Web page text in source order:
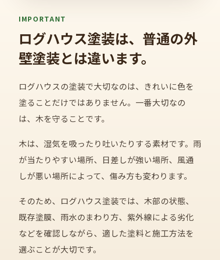
IMPORTANT
ログハウス塗装は、普通の外
壁塗装とは違います。
ログハウスの塗装で大切なのは、きれいに色を
塗ることだけではありません。一番大切なの
は、木を守ることです。
木は、湿気を吸ったり吐いたりする素材です。雨
が当たりやすい場所、日差しが強い場所、風通
しが悪い場所によって、傷み方も変わります。
そのため、ログハウス塗装では、木部の状態、
既存塗膜、雨水のまわり方、紫外線による劣化
などを確認しながら、適した塗料と施工方法を
選ぶことが大切です。